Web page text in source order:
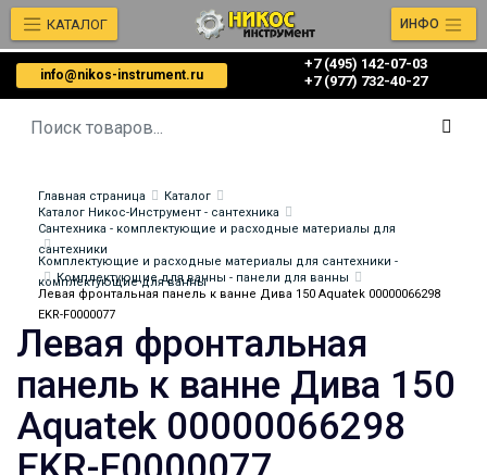
info@nikos-instrument.ru
+7 (495) 142-07-03
‎‎+7 (977) 732-40-27
КАТАЛОГ ИНФО
Главная страница
Каталог
Каталог Никос-Инструмент - сантехника
Сантехника - комплектующие и расходные материалы для
сантехники
Комплектующие и расходные материалы для сантехники -
комплектующие для ванны
Комплектующие для ванны - панели для ванны
Левая фронтальная панель к ванне Дива 150 Aquatek 00000066298
EKR-F0000077
Левая фронтальная
панель к ванне Дива 150
Aquatek 00000066298